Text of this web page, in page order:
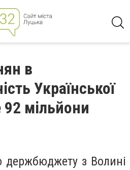
в
Української
мільйони
держбюджету з Волині